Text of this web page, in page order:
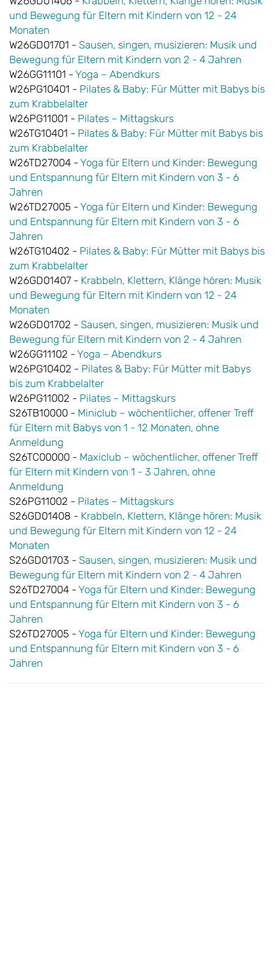
und Bewegung für Eltern mit Kindern von 12 - 24
Monaten
W26GD01701 - Sausen, singen, musizieren: Musik und
Bewegung für Eltern mit Kindern von 2 - 4 Jahren
W26GG11101 - Yoga – Abendkurs
W26PG10401 - Pilates & Baby: Für Mütter mit Babys bis
zum Krabbelalter
W26PG11001 - Pilates – Mittagskurs
W26TG10401 - Pilates & Baby: Für Mütter mit Babys bis
zum Krabbelalter
W26TD27004 - Yoga für Eltern und Kinder: Bewegung
und Entspannung für Eltern mit Kindern von 3 - 6
Jahren
W26TD27005 - Yoga für Eltern und Kinder: Bewegung
und Entspannung für Eltern mit Kindern von 3 - 6
Jahren
W26TG10402 - Pilates & Baby: Für Mütter mit Babys bis
zum Krabbelalter
W26GD01407 - Krabbeln, Klettern, Klänge hören: Musik
und Bewegung für Eltern mit Kindern von 12 - 24
Monaten
W26GD01702 - Sausen, singen, musizieren: Musik und
Bewegung für Eltern mit Kindern von 2 - 4 Jahren
W26GG11102 - Yoga – Abendkurs
W26PG10402 - Pilates & Baby: Für Mütter mit Babys
bis zum Krabbelalter
W26PG11002 - Pilates – Mittagskurs
S26TB10000 - Miniclub – wöchentlicher, offener Treff
für Eltern mit Babys von 1 - 12 Monaten, ohne
Anmeldung
S26TC00000 - Maxiclub – wöchentlicher, offener Treff
für Eltern mit Kindern von 1 - 3 Jahren, ohne
Anmeldung
S26PG11002 - Pilates – Mittagskurs
S26GD01408 - Krabbeln, Klettern, Klänge hören: Musik
und Bewegung für Eltern mit Kindern von 12 - 24
Monaten
S26GD01703 - Sausen, singen, musizieren: Musik und
Bewegung für Eltern mit Kindern von 2 - 4 Jahren
S26TD27004 - Yoga für Eltern und Kinder: Bewegung
und Entspannung für Eltern mit Kindern von 3 - 6
Jahren
S26TD27005 - Yoga für Eltern und Kinder: Bewegung
und Entspannung für Eltern mit Kindern von 3 - 6
Jahren